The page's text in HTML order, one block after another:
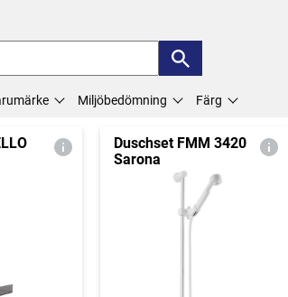
Miljöbedömning Färg
Duschset FMM 3420
Sarona